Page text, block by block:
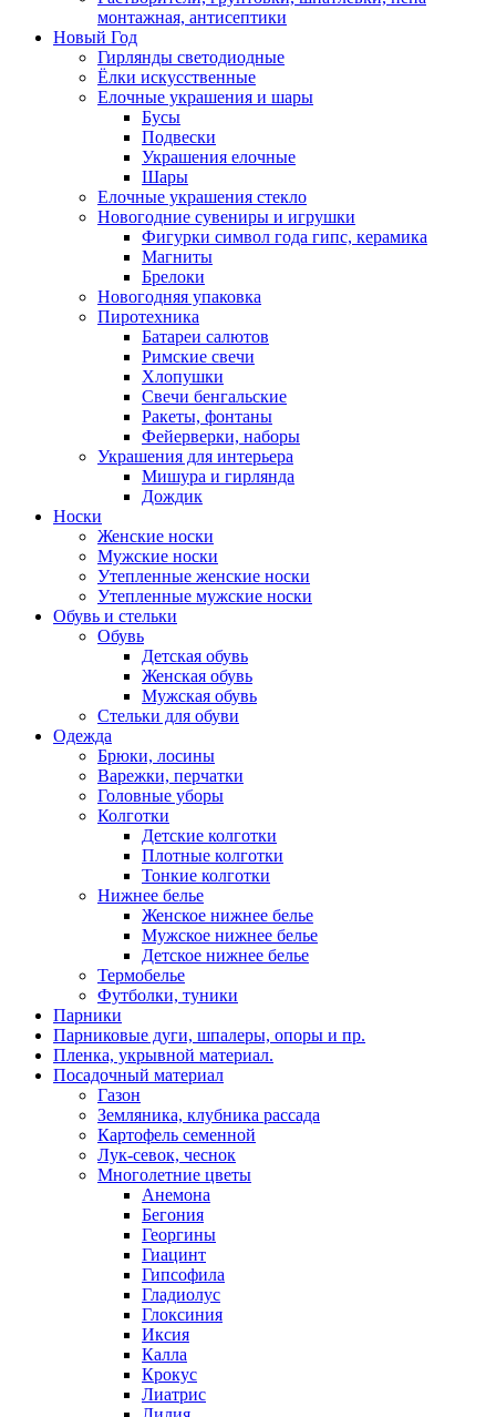
монтажная, антисептики
Новый Год
Гирлянды светодиодные
Ёлки искусственные
Елочные украшения и шары
Бусы
Подвески
Украшения елочные
Шары
Елочные украшения стекло
Новогодние сувениры и игрушки
Фигурки символ года гипс, керамика
Магниты
Брелоки
Новогодняя упаковка
Пиротехника
Батареи салютов
Римские свечи
Хлопушки
Свечи бенгальские
Ракеты, фонтаны
Фейерверки, наборы
Украшения для интерьера
Мишура и гирлянда
Дождик
Носки
Женские носки
Мужские носки
Утепленные женские носки
Утепленные мужские носки
Обувь и стельки
Обувь
Детская обувь
Женская обувь
Мужская обувь
Стельки для обуви
Одежда
Брюки, лосины
Варежки, перчатки
Головные уборы
Колготки
Детские колготки
Плотные колготки
Тонкие колготки
Нижнее белье
Женское нижнее белье
Мужское нижнее белье
Детское нижнее белье
Термобелье
Футболки, туники
Парники
Парниковые дуги, шпалеры, опоры и пр.
Пленка, укрывной материал.
Посадочный материал
Газон
Земляника, клубника рассада
Картофель семенной
Лук-севок, чеснок
Многолетние цветы
Анемона
Бегония
Георгины
Гиацинт
Гипсофила
Гладиолус
Глоксиния
Иксия
Калла
Крокус
Лиатрис